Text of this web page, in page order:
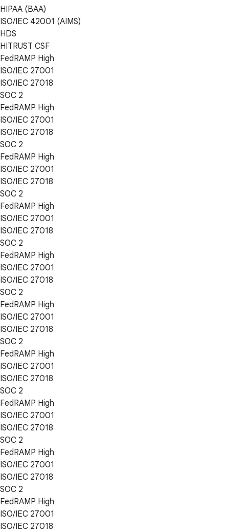
HIPAA (BAA)
ISO/IEC 42001 (AIMS)
HDS
HITRUST CSF
FedRAMP High
ISO/IEC 27001
ISO/IEC 27018
SOC 2
FedRAMP High
ISO/IEC 27001
ISO/IEC 27018
SOC 2
FedRAMP High
ISO/IEC 27001
ISO/IEC 27018
SOC 2
FedRAMP High
ISO/IEC 27001
ISO/IEC 27018
SOC 2
FedRAMP High
ISO/IEC 27001
ISO/IEC 27018
SOC 2
FedRAMP High
ISO/IEC 27001
ISO/IEC 27018
SOC 2
FedRAMP High
ISO/IEC 27001
ISO/IEC 27018
SOC 2
FedRAMP High
ISO/IEC 27001
ISO/IEC 27018
SOC 2
FedRAMP High
ISO/IEC 27001
ISO/IEC 27018
SOC 2
FedRAMP High
ISO/IEC 27001
ISO/IEC 27018